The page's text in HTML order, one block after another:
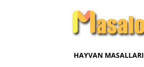
HAYVAN MASALLARI